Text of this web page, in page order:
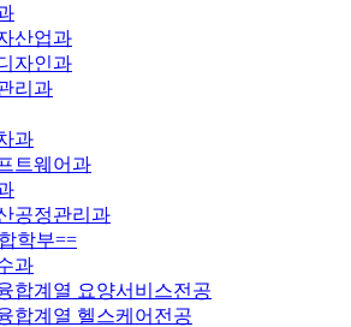
산업과
자인과
리과
과
트웨어과
공정관리과
학부==
과
합계열 요양서비스전공
합계열 헬스케어전공